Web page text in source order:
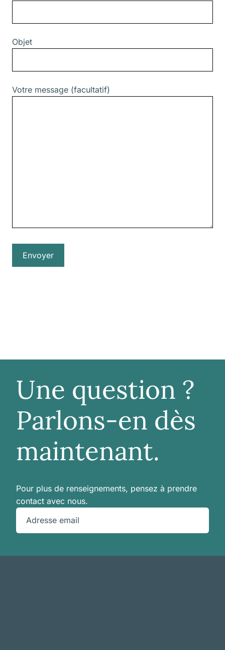
Objet
Votre message (facultatif)
Une question ?
Parlons-en dès
maintenant.
Pour plus de renseignements, pensez à prendre
contact avec nous.
Adresse email